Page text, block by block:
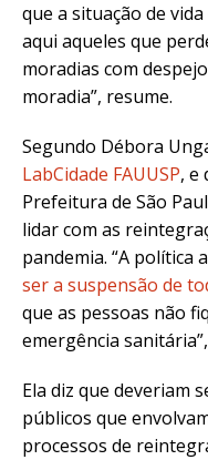
que a situação de
aqui aqueles que
moradias com
moradia”, resume.
Segundo Débora
LabCidade FAUUSP, e
Prefeitura de São
lidar com as
pandemia. “A política
ser a suspensão de
que as pessoas não
emergência
Ela diz que deveriam
públicos que
processos de